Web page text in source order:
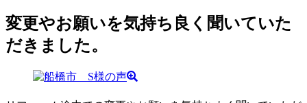
変更やお願いを気持ち良く聞いていた
だきました。